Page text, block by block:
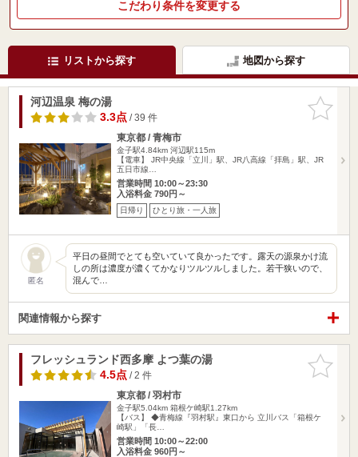
こだわり条件を変更する
リストから探す 地図から探す
お気に入
りに追加
河辺温泉 梅の湯
3.3点/ 39 件
東京都 / 青梅市
金子駅4.84km 河辺駅115m
【電車】 JR中央線「立川」駅、JR八高線「拝島」駅、JR
五日市線…
営業時間 10:00～23:30
入浴料金 790円～
日帰り ひとり旅・一人旅
匿名
平日の昼間でとても空いていて良かったです。露天の源泉かけ流
しの所は濃度が濃くてかなりツルツルしました。若干狭いので、
混んで…
関連情報から探す
お気に入
りに追加
フレッシュランド西多摩 よつ葉の湯
4.5点/ 2 件
東京都 / 羽村市
金子駅5.04km 箱根ケ崎駅1.27km
【バス】 ◆青梅線『羽村駅』東口から 立川バス「箱根ケ
崎駅」「長…
営業時間 10:00～22:00
入浴料金 960円～